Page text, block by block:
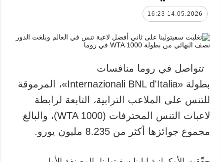
14.05.2026 16:23
تتواصل في روما منافسات
بطولة «Internazionali BNL d'Italia»، المرموقة
للتنس على الملاعب الترابية، التابعة لرابطة
لاعبات التنس المحترفات (WTA 1000)، والبالغ
مجموع جوائزها أكثر من 8.235 مليون يورو.